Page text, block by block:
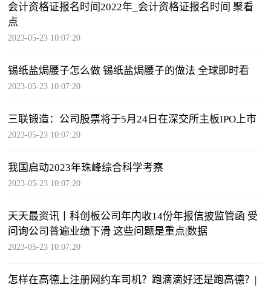
会计资格证报名时间2022年_会计资格证报名时间 聚看
点
2023-05-23 10:07:20
锡纸盐焗腰子怎么做 锡纸盐焗腰子的做法 全球即时看
2023-05-23 10:07:20
三联锻造：公司股票将于5月24日在深交所主板IPO上市
2023-05-23 10:07:20
我国启动2023年珠峰综合科学考察
2023-05-23 10:07:20
天天最资讯丨科创板公司年内收14份年报信披监管函 受
问询公司普遍业绩下滑 这些问题是重点|数据
2023-05-23 10:07:20
怎样在高德上注册网约车司机？跑滴滴好还是跑高德？|